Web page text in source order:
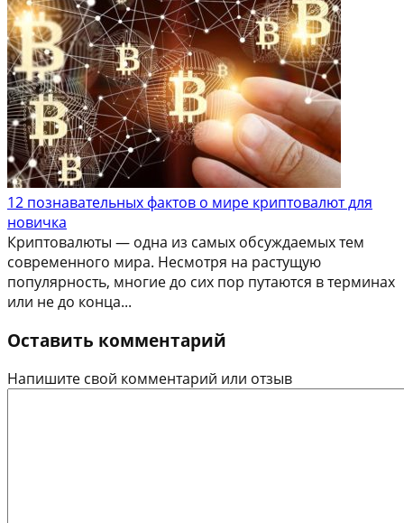
12 познавательных фактов о мире криптовалют для
новичка
Криптовалюты — одна из самых обсуждаемых тем
современного мира. Несмотря на растущую
популярность, многие до сих пор путаются в терминах
или не до конца...
Оставить комментарий
Напишите свой комментарий или отзыв